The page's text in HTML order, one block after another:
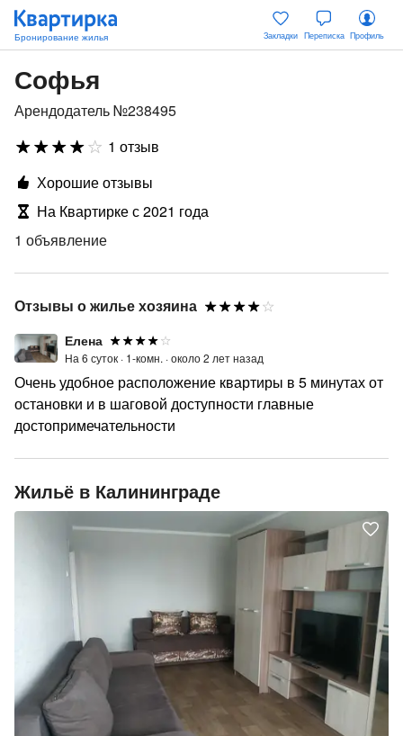
Закладки Переписка Профиль
Софья
Арендодатель №238495
1 отзыв
Хорошие отзывы
На Квартирке с 2021 года
1 объявление
Отзывы о жилье хозяина
Елена
На 6 суток · 1-комн. ·около 2 лет назад
Очень удобное расположение квартиры в 5 минутах от
остановки и в шаговой доступности главные
достопримечательности
Жильё в Калининграде